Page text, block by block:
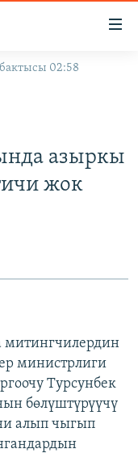
02:58
азыркы
жок
митингчилердин
министрлиги
Турсунбек
бөлүштүрүүчү
алып чыгып